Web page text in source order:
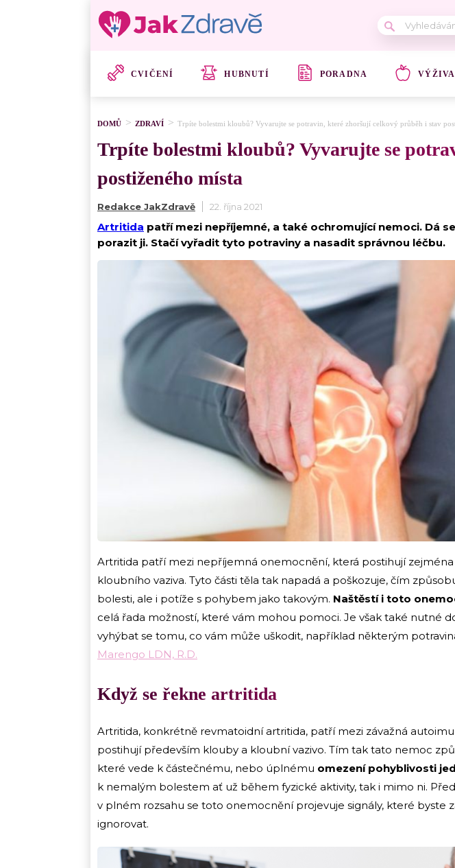
CVIČENÍ HUBNUTÍ PORADNA VÝŽIVA
DOMŮ ZDRAVÍ Trpíte bolestmi kloubů? Vyvarujte se potravin, které zhoršují celkový průběh i stav
Trpíte bolestmi kloubů? Vyvarujte se
postiženého místa
Redakce JakZdravě 22. října 2021
Artritida patří mezi nepříjemné, a také ochromující nemoci. Dá
porazit ji. Stačí vyřadit tyto potraviny a nasadit správnou léčbu.
Artritida patří mezi nepříjemná onemocnění, která postihují
kloubního vaziva. Tyto části těla tak napadá a poškozuje, čím
bolesti, ale i potíže s pohybem jako takovým. Naštěstí i toto
celá řada možností, které vám mohou pomoci. Je však také nutné
vyhýbat se tomu, co vám může uškodit, například některým
Marengo LDN, R.D.
Když se řekne artritida
Artritida, konkrétně revmatoidní artritida, patří mezi závažná
postihují především klouby a kloubní vazivo. Tím tak tato nemoc
které vede k částečnému, nebo úplnému omezení pohyblivosti
k nemalým bolestem ať už během fyzické aktivity, tak i mimo ni.
v plném rozsahu se toto onemocnění projevuje signály, které byste
ignorovat.